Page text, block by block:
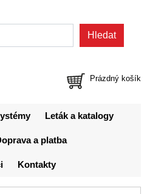
Prázdný košík
Leták a katalogy
a platba
Kontakty